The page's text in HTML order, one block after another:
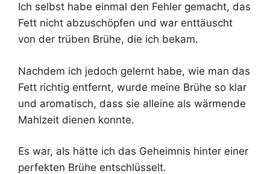
Ich selbst habe einmal den Fehler gemacht, das
Fett nicht abzuschöpfen und war enttäuscht
von der trüben Brühe, die ich bekam.
Nachdem ich jedoch gelernt habe, wie man das
Fett richtig entfernt, wurde meine Brühe so klar
und aromatisch, dass sie alleine als wärmende
Mahlzeit dienen konnte.
Es war, als hätte ich das Geheimnis hinter einer
perfekten Brühe entschlüsselt.